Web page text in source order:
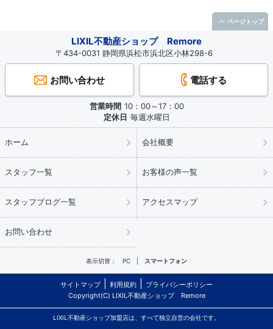
LIXIL不動産ショップ Remore
〒434-0031 静岡県浜松市浜北区小林298-6
お問い合わせ 電話する
営業時間 10：00～17：00
定休日 毎週水曜日
ホーム 会社概要
スタッフ一覧 お客様の声一覧
スタッフブログ一覧 アクセスマップ
お問い合わせ
表示切替： PC スマートフォン
サイトマップ 利用規約
プライバシーポリシー
Copyright(C) LIXIL不動産ショップ Remore
LIXIL不動産ショップ加盟店は、すべて独立自営の会社です。
ページトップ